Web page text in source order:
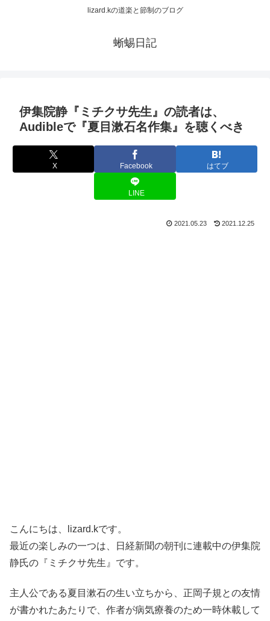
lizard.kの道楽と節制のブログ
蜥蜴日記
伊集院静『ミチクサ先生』の読者は、
Audibleで『夏目漱石名作集』を聴くべき
X Facebook はてブ
LINE
2021.05.23 2021.12.25
こんにちは、lizard.kです。
最近の楽しみの一つは、日経新聞の朝刊に連載中の伊集院
静氏の『ミチクサ先生』です。
主人公である夏目漱石の生い立ちから、正岡子規との友情
が書かれたあたりで、作者が病気療養のため一時休載して